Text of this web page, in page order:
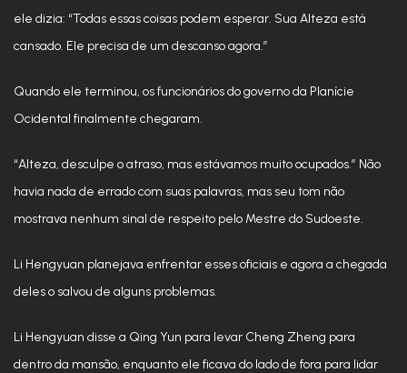
ele dizia: “Todas essas coisas podem esperar. Sua Alteza está
cansado. Ele precisa de um descanso agora.”
Quando ele terminou, os funcionários do governo da Planície
Ocidental finalmente chegaram.
“Alteza, desculpe o atraso, mas estávamos muito ocupados.” Não
havia nada de errado com suas palavras, mas seu tom não
mostrava nenhum sinal de respeito pelo Mestre do Sudoeste.
Li Hengyuan planejava enfrentar esses oficiais e agora a chegada
deles o salvou de alguns problemas.
Li Hengyuan disse a Qing Yun para levar Cheng Zheng para
dentro da mansão, enquanto ele ficava do lado de fora para lidar